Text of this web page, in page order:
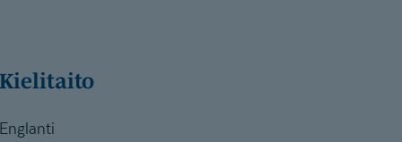
Kielitaito
Englanti